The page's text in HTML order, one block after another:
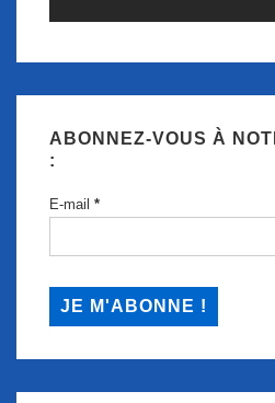
ABONNEZ-VOUS À
:
E-mail *